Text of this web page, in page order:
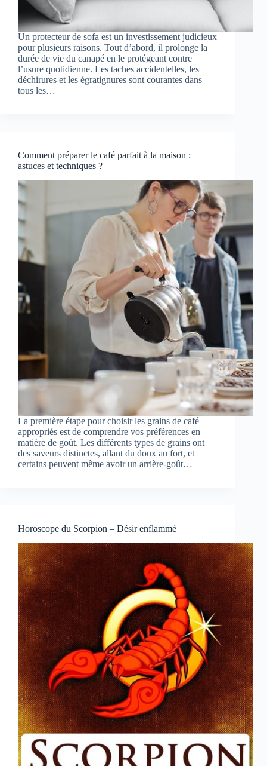
Un protecteur de sofa est un investissement judicieux
pour plusieurs raisons. Tout d’abord, il prolonge la
durée de vie du canapé en le protégeant contre
l’usure quotidienne. Les taches accidentelles, les
déchirures et les égratignures sont courantes dans
tous les…
Comment préparer le café parfait à la maison :
astuces et techniques ?
La première étape pour choisir les grains de café
appropriés est de comprendre vos préférences en
matière de goût. Les différents types de grains ont
des saveurs distinctes, allant du doux au fort, et
certains peuvent même avoir un arrière-goût…
Horoscope du Scorpion – Désir enflammé